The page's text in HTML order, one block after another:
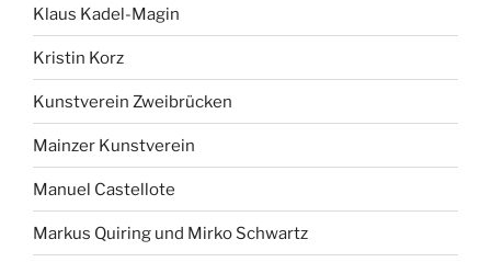
Klaus Kadel-Magin
Kristin Korz
Kunstverein Zweibrücken
Mainzer Kunstverein
Manuel Castellote
Markus Quiring und Mirko Schwartz